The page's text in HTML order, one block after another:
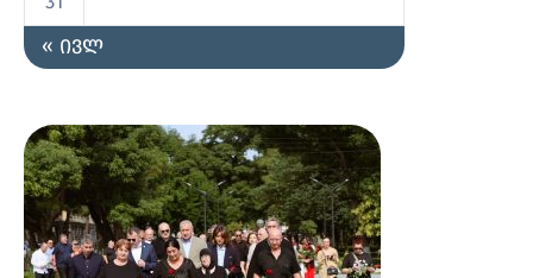
« ივლ